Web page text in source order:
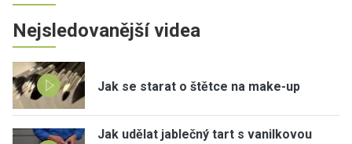
Nejsledovanější videa
Jak se starat o štětce na make-up
Jak udělat jablečný tart s vanilkovou